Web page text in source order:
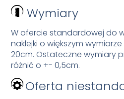
Wymiary
W ofercie standardowej do
naklejki o większym wymiarze
20cm. Ostateczne wymiary
różnić o +- 0,5cm.
Oferta